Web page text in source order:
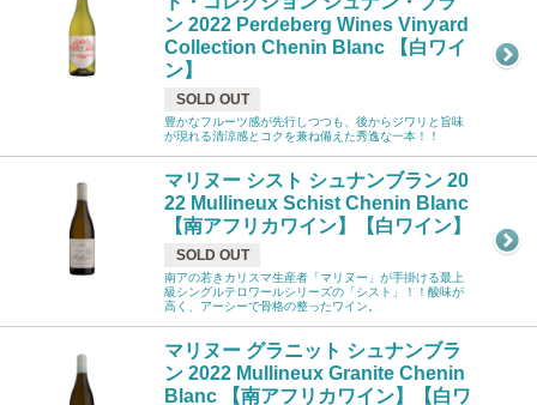
ン 2022 Perdeberg Wines Vinyard
Collection Chenin Blanc 【白ワイ
ン】
SOLD OUT
豊かなフルーツ感が先行しつつも、後からジワリと旨味
が現れる清涼感とコクを兼ね備えた秀逸な一本！！
マリヌー シスト シュナンブラン 20
22 Mullineux Schist Chenin Blanc
【南アフリカワイン】【白ワイン】
SOLD OUT
南アの若きカリスマ生産者「マリヌー」が手掛ける最上
級シングルテロワールシリーズの「シスト」！！酸味が
高く、アーシーで骨格の整ったワイン。
マリヌー グラニット シュナンブラ
ン 2022 Mullineux Granite Chenin
Blanc 【南アフリカワイン】【白ワ